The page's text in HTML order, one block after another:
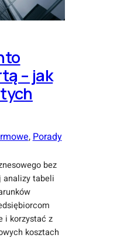
– jak
, Porady
bez
analizy tabeli
i korzystać z
kosztach